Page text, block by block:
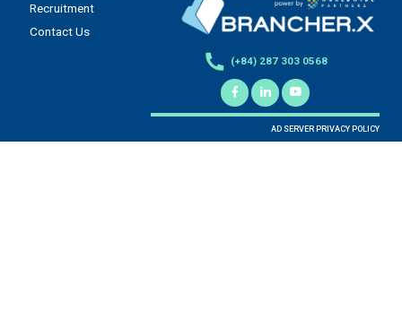
Recruitment
Contact Us
(+84) 287 303 0568
AD SERVER PRIVACY POLICY